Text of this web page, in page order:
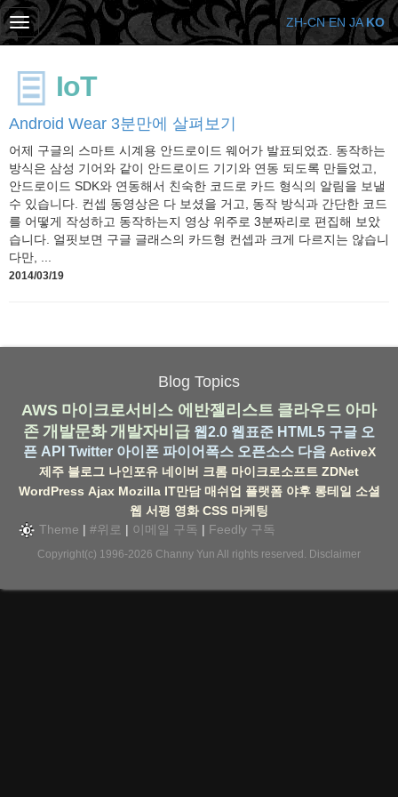
IoT
Android Wear 3분만에 살펴보기
어제 구글의 스마트 시계용 안드로이드 웨어가 발표되었죠. 동작하는
방식은 삼성 기어와 같이 안드로이드 기기와 연동 되도록 만들었고,
안드로이드 SDK와 연동해서 친숙한 코드로 카드 형식의 알림을 보낼
수 있습니다. 컨셉 동영상은 다 보셨을 거고, 동작 방식과 간단한 코드
를 어떻게 작성하고 동작하는지 영상 위주로 3분짜리로 편집해 보았
습니다. 얼핏보면 구글 글래스의 카드형 컨셉과 크게 다르지는 않습니
다만, ...
2014/03/19
Blog Topics
AWS 마이크로서비스 에반젤리스트 클라우드 아마
존 개발문화 개발자비급 웹2.0 웹표준 HTML5 구글 오
픈 API Twitter 아이폰 파이어폭스 오픈소스 다음 ActiveX
제주 블로그 나인포유 네이버 크롬 마이크로소프트 ZDNet
WordPress Ajax Mozilla IT만담 매쉬업 플랫폼 야후 롱테일 소셜
웹 서평 영화 CSS 마케팅
Theme | #위로 | 이메일 구독 | Feedly 구독
Copyright(c) 1996-2026 Channy Yun All rights reserved. Disclaimer
ZH-CN EN JA KO